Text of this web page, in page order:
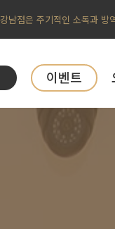
남점은 주기적인 소독과
이벤트